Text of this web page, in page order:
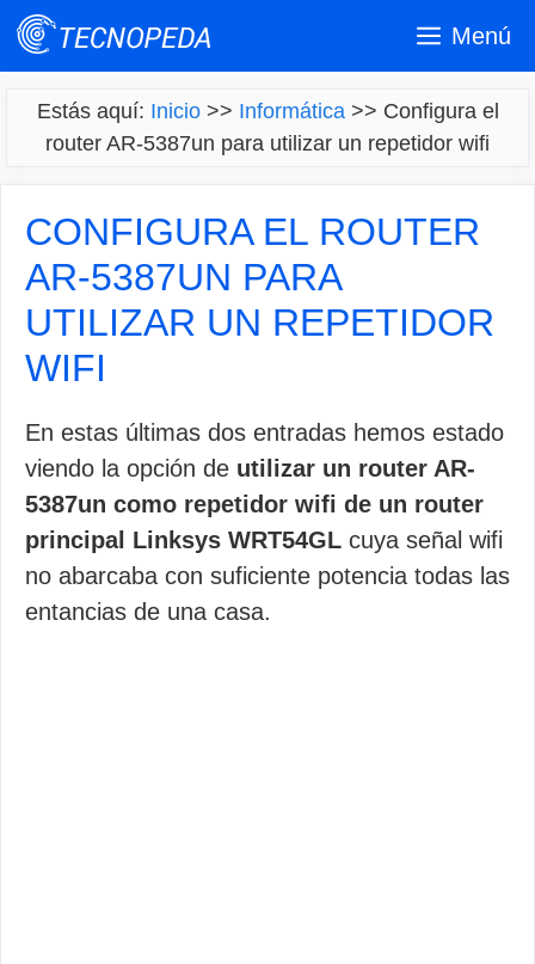
Saltar
Menú
Estás aquí: Inicio>> Informática>> Configura el
router AR-5387un para utilizar un repetidor wifi
CONFIGURA EL ROUTER
AR-5387UN PARA
UTILIZAR UN REPETIDOR
WIFI
En estas últimas dos entradas hemos estado
viendo la opción de utilizar un router AR-
5387un como repetidor wifi de un router
principal Linksys WRT54GL cuya señal wifi
no abarcaba con suficiente potencia todas las
entancias de una casa.